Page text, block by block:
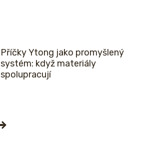
Příčky Ytong jako promyšlený
systém: když materiály
spolupracují